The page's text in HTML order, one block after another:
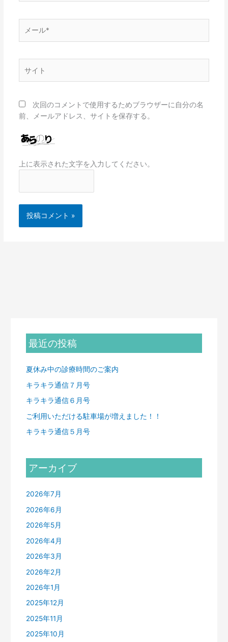
ー
*
次回のコメントで使用するためブラウザーに自分の名
前、メールアドレス、サイトを保存する。
上に表示された文字を入力してください。
最近の投稿
夏休み中の診療時間のご案内
キラキラ通信７月号
キラキラ通信６月号
ご利用いただける駐車場が増えました！！
キラキラ通信５月号
アーカイブ
2026年7月
2026年6月
2026年5月
2026年4月
2026年3月
2026年2月
2026年1月
2025年12月
2025年11月
2025年10月